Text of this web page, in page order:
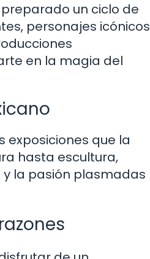
un ciclo de
personajes icónicos
en la magia del
exposiciones que la
hasta escultura,
la pasión plasmadas